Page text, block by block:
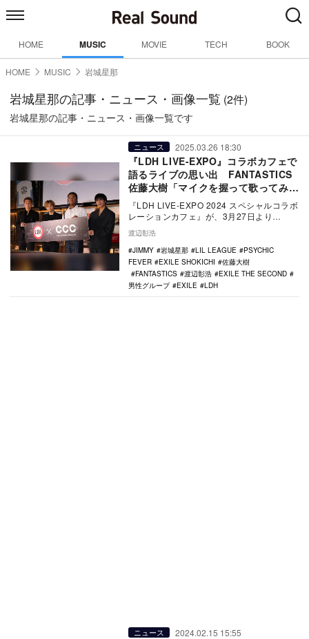
HOME MUSIC MOVIE TECH BOOK
HOME MUSIC 岩城星那
岩城星那の記事・ニュース・画像一覧 (2件)
岩城星那の記事・ニュース・画像一覧です
ニュース 2025.03.26 18:30
『LDH LIVE-EXPO』コラボカフェで
語るライブの思い出 FANTASTICS
佐藤大樹「マイクを握って歌ってみた
い」
『LDH LIVE-EXPO 2024 スペシャルコラボ
レーションカフェ』が、3月27日より
SHIBUYA TSUTAYA 7階…
渡辺彰浩
JIMMY
岩城星那 LIL LEAGUE
PSYCHIC
FEVER
EXILE SHOKICHI
佐藤大樹
FANTASTICS
渡辺彰浩
EXILE THE SECOND
男性グループ
EXILE LDH
ニュース 2024.02.15 15:55